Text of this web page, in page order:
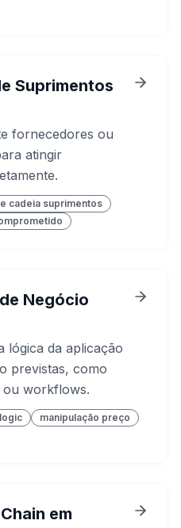
Suprimentos
fornecedores ou
atingir
cadeia suprimentos
Negócio
lógica da aplicação
previstas, como
ou workflows.
manipulação preço
em